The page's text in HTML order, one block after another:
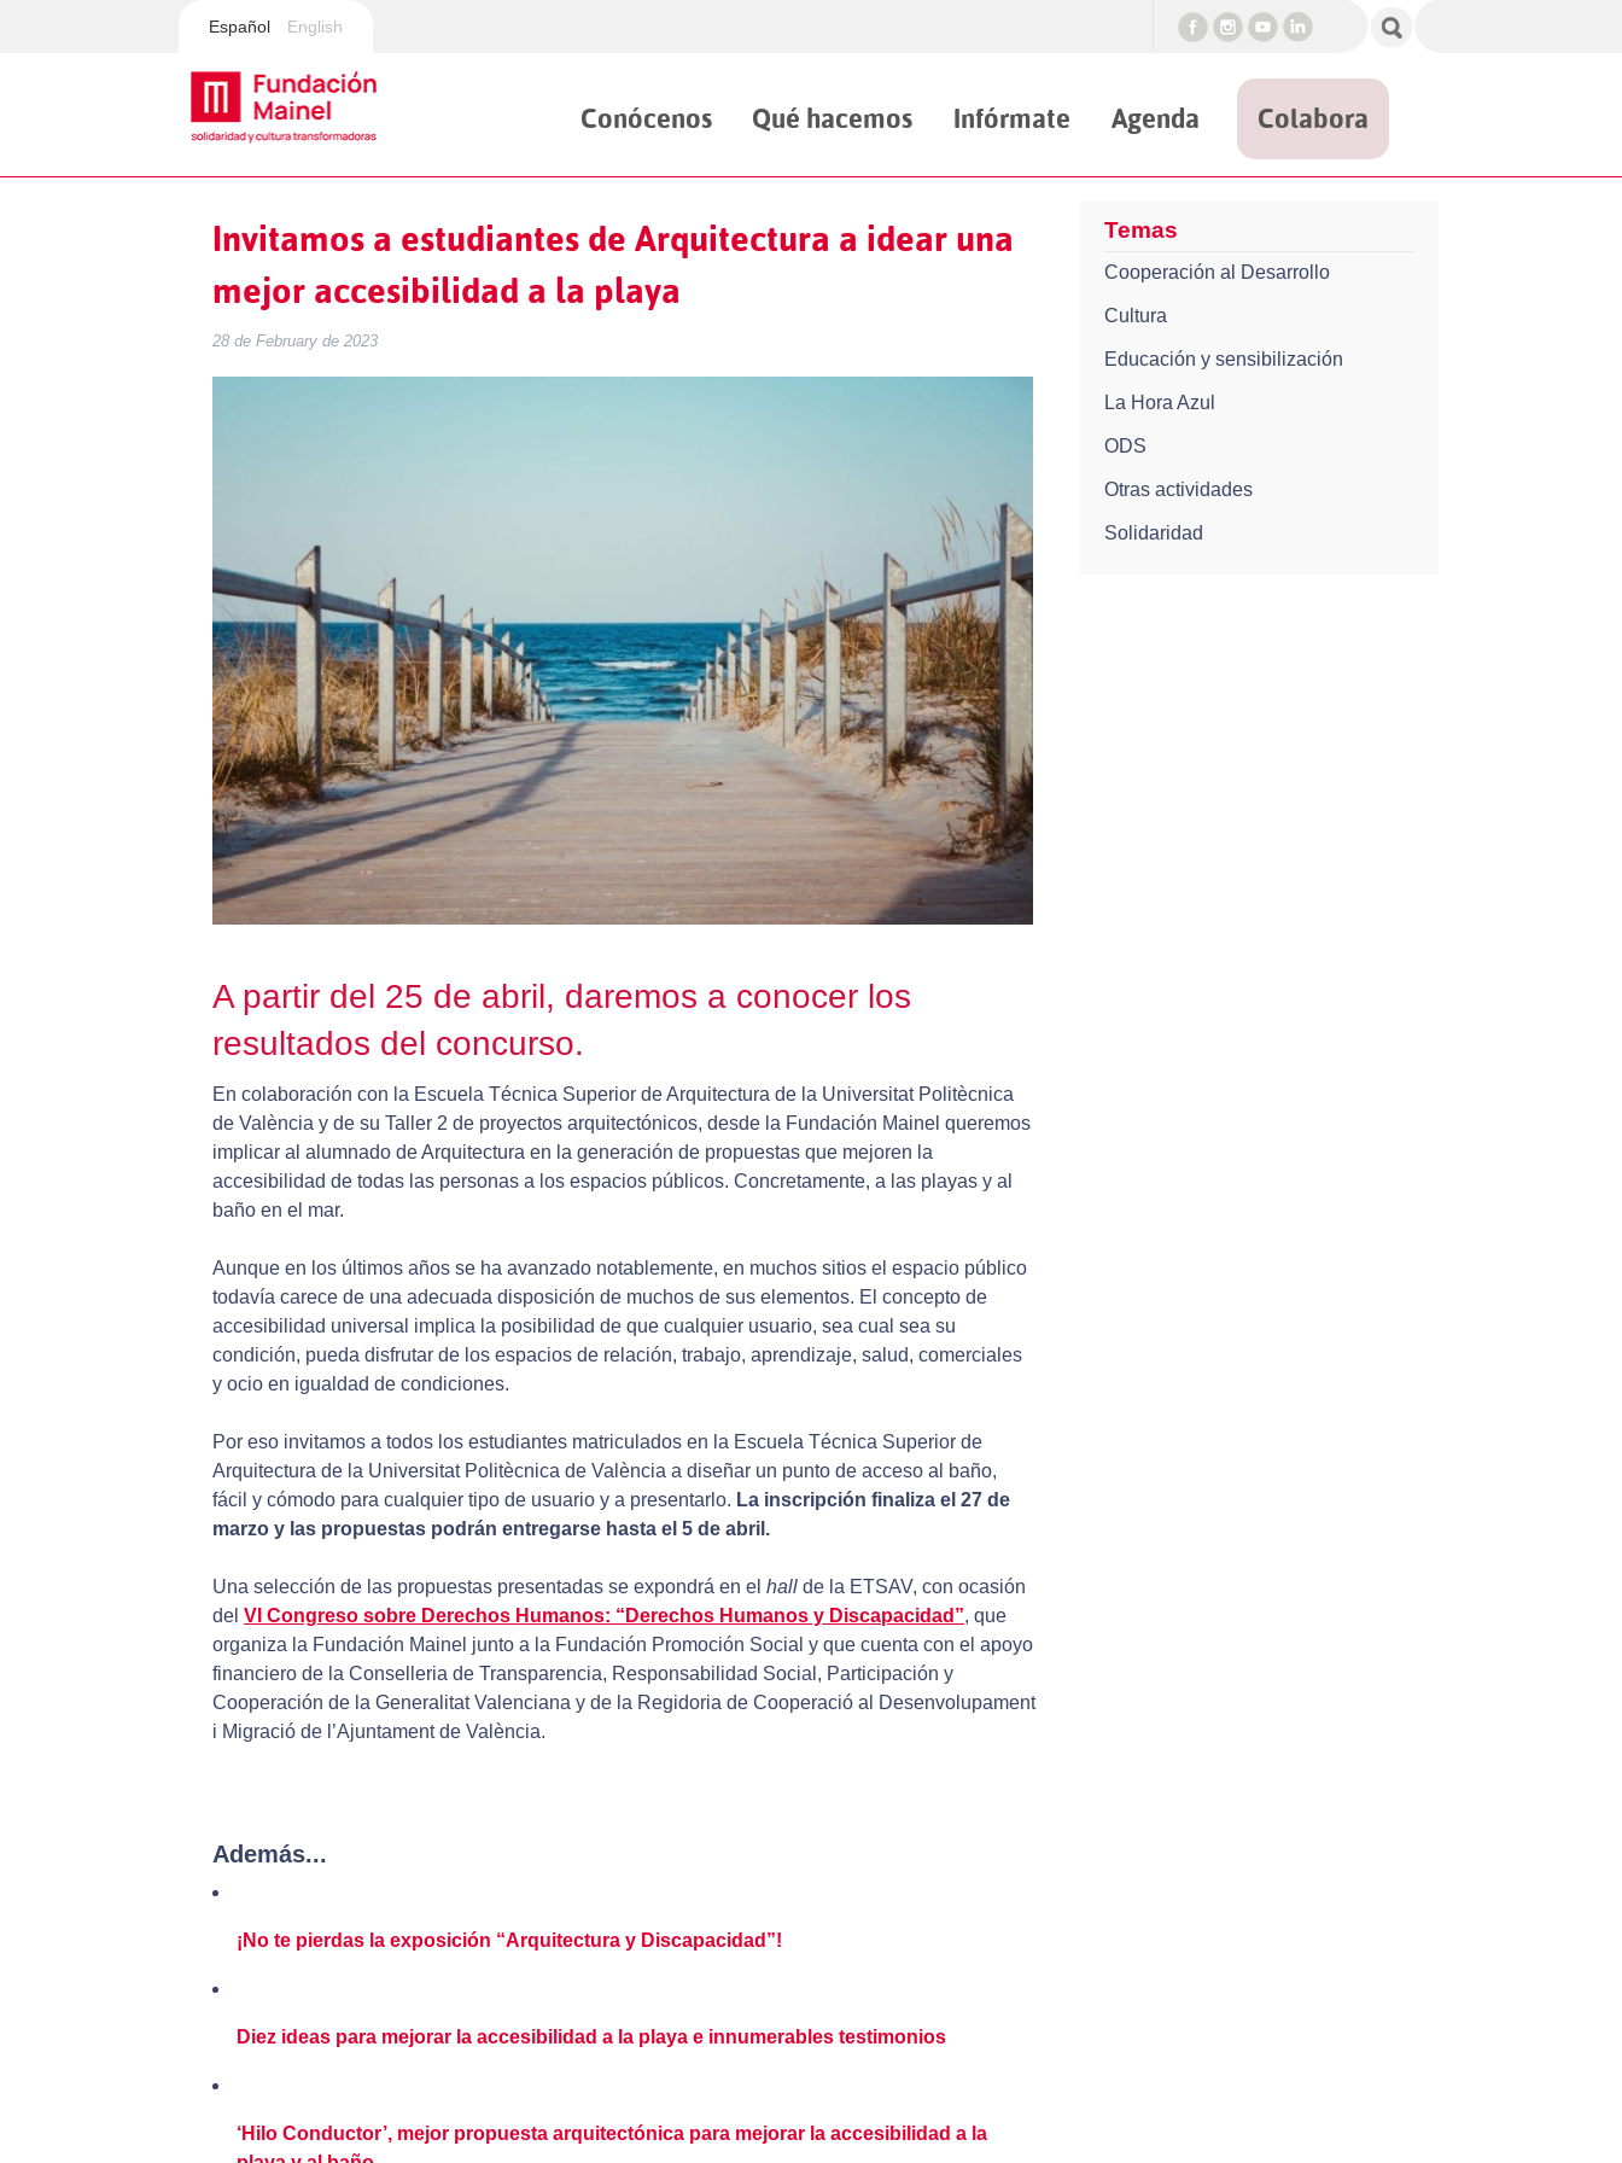
Español English
Conócenos Qué hacemos Infórmate Agenda Colabora
Invitamos a estudiantes de Arquitectura a idear una
mejor accesibilidad a la playa
28 de February de 2023
A partir del 25 de abril, daremos a conocer los
resultados del concurso.
En colaboración con la Escuela Técnica Superior de Arquitectura de la Universitat Politècnica
de València y de su Taller 2 de proyectos arquitectónicos, desde la Fundación Mainel queremos
implicar al alumnado de Arquitectura en la generación de propuestas que mejoren la
accesibilidad de todas las personas a los espacios públicos. Concretamente, a las playas y al
baño en el mar.
Aunque en los últimos años se ha avanzado notablemente, en muchos sitios el espacio público
todavía carece de una adecuada disposición de muchos de sus elementos. El concepto de
accesibilidad universal implica la posibilidad de que cualquier usuario, sea cual sea su
condición, pueda disfrutar de los espacios de relación, trabajo, aprendizaje, salud, comerciales
y ocio en igualdad de condiciones.
Por eso invitamos a todos los estudiantes matriculados en la Escuela Técnica Superior de
Arquitectura de la Universitat Politècnica de València a diseñar un punto de acceso al baño,
fácil y cómodo para cualquier tipo de usuario y a presentarlo. La inscripción finaliza el 27 de
marzo y las propuestas podrán entregarse hasta el 5 de abril.
Una selección de las propuestas presentadas se expondrá en el hall de la ETSAV, con ocasión
del VI Congreso sobre Derechos Humanos: “Derechos Humanos y Discapacidad”, que
organiza la Fundación Mainel junto a la Fundación Promoción Social y que cuenta con el apoyo
financiero de la Conselleria de Transparencia, Responsabilidad Social, Participación y
Cooperación de la Generalitat Valenciana y de la Regidoria de Cooperació al Desenvolupament
i Migració de l’Ajuntament de València.
Además...
¡No te pierdas la exposición “Arquitectura y Discapacidad”!
Diez ideas para mejorar la accesibilidad a la playa e innumerables testimonios
‘Hilo Conductor’, mejor propuesta arquitectónica para mejorar la accesibilidad a la
Temas
Cooperación al Desarrollo
Cultura
Educación y sensibilización
La Hora Azul
ODS
Otras actividades
Solidaridad